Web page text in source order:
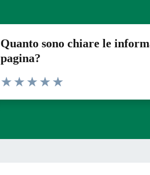
Quanto sono chiare le
pagina?